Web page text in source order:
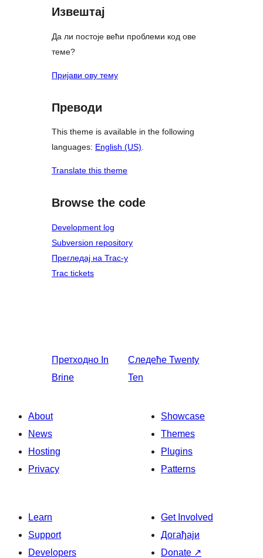
Извештај
Да ли постоје већи проблеми код ове
теме?
Пријави ову тему
Преводи
This theme is available in the following
languages: English (US).
Translate this theme
Browse the code
Development log
Subversion repository
Прегледај на Trac-у
Trac tickets
Претходно In
Brine
Следеће Twenty
Ten
About
News
Hosting
Privacy
Showcase
Themes
Plugins
Patterns
Learn
Support
Developers
Get Involved
Догађаји
Donate ↗